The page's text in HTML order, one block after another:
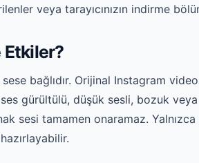
veya tarayıcınızın indirme
Etkiler?
bağlıdır. Orijinal Instagram
gürültülü, düşük sesli, bozuk veya
sesi tamamen onaramaz.